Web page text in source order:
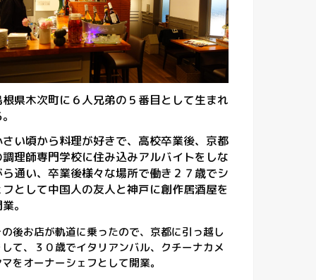
根県木次町に６人兄弟の５番目として生まれ
さい頃から料理が好きで、高校卒業後、京都
調理師専門学校に住み込みアルバイトをしな
ら通い、卒業後様々な場所で働き２７歳でシ
フとして中国人の友人と神戸に創作居酒屋を
。
後お店が軌道に乗ったので、京都に引っ越し
て、３０歳でイタリアンバル、クチーナカメ
をオーナーシェフとして開業。